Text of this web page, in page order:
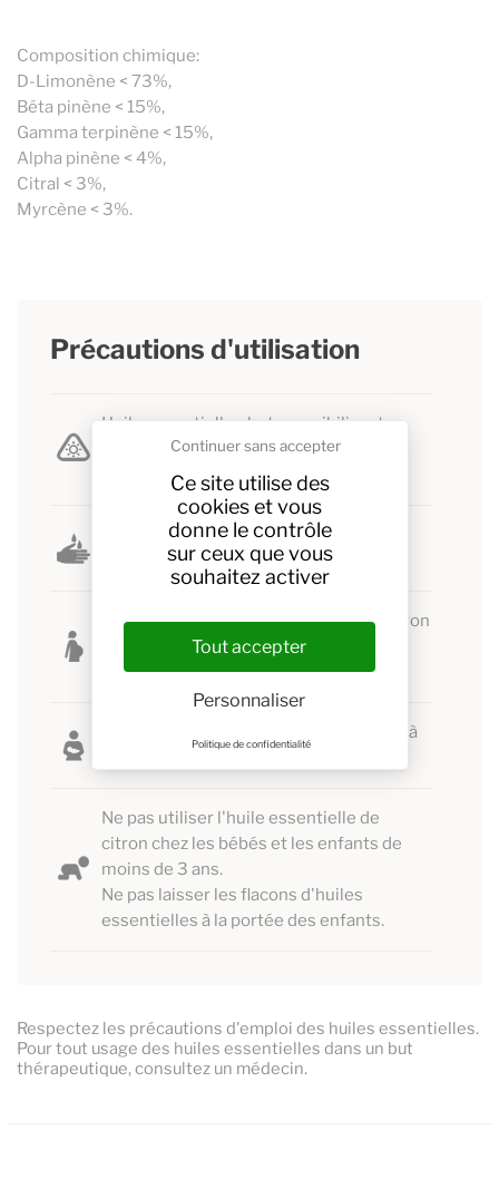
Ce site utilise des
cookies et vous
donne le contrôle
sur ceux que vous
souhaitez activer
Tout accepter
Continuer sans accepter
Personnaliser
Politique de confidentialité
Composition chimique:
D-Limonène < 73%,
Béta pinène < 15%,
Gamma terpinène < 15%,
Alpha pinène < 4%,
Citral < 3%,
Myrcène < 3%.
Précautions d'utilisation
Huile essentielle photosensibilisante.
Ne pas s'exposer au soleil après son
utilisation.
Se laver les mains avant et après avoir
utilisé des huiles essentielles.
Ne pas utiliser l'huile essentielle de citron
chez la femme enceinte pendant les 3
premiers mois de grossesse.
Femmes allaitantes, demandez conseil à
Ne pas utiliser l'huile essentielle de
citron chez les bébés et les enfants de
moins de 3 ans.
Ne pas laisser les flacons d'huiles
essentielles à la portée des enfants.
Respectez les précautions d'emploi des huiles essentielles.
Pour tout usage des huiles essentielles dans un but
thérapeutique, consultez un médecin.